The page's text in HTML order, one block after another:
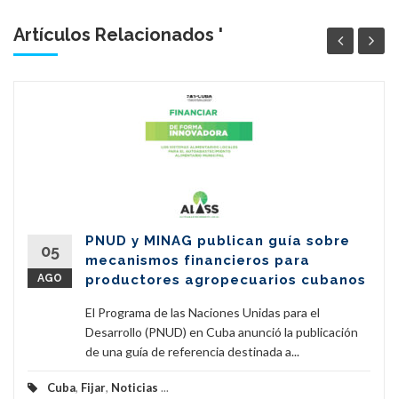
Artículos Relacionados '
05
AGO
PNUD y MINAG publican guía sobre
mecanismos financieros para
productores agropecuarios cubanos
El Programa de las Naciones Unidas para el
Desarrollo (PNUD) en Cuba anunció la publicación
de una guía de referencia destinada a...
Cuba, Fijar, Noticias ...